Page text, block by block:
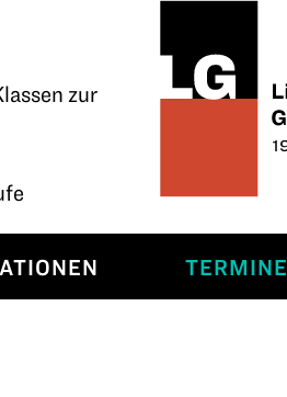
zur
TERMINE